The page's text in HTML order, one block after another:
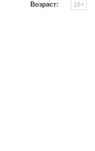
Возраст:
16+